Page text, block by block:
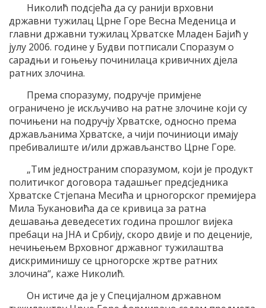
Николић подсјећа да су ранији врховни
државни тужилац Црне Горе Весна Меденица и
главни државни тужилац Хрватске Младен Бајић у
јулу 2006. године у Будви потписали Споразум о
сарадњи и гоњењу починилаца кривичних дјела
ратних злочина.
Према споразуму, подручје примјене
ограничено је искључиво на ратне злочине који су
почињени на подручју Хрватске, односно према
држављанима Хрватске, а чији починиоци имају
пребивалиште и/или држављанство Црне Горе.
„Тим једностраним споразумом, који је продукт
политичког договора тадашњег предсједника
Хрватске Стјепана Месића и црногорског премијера
Мила Ђукановића да се кривица за ратна
дешавања деведесетих година прошлог вијека
пребаци на ЈНА и Србију, скоро двије и по деценије,
нечињењем Врховног државног тужилаштва
дискриминишу се црногорске жртве ратних
злочина“, каже Николић.
Он истиче да је у Специјалном државном